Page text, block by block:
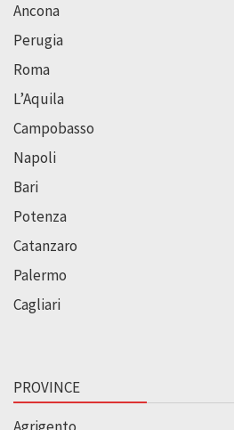
Ancona
Perugia
Roma
L’Aquila
Campobasso
Napoli
Bari
Potenza
Catanzaro
Palermo
Cagliari
PROVINCE